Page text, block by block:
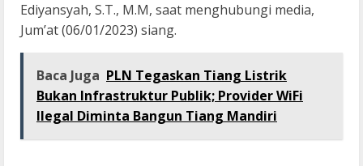
Ediyansyah, S.T., M.M, saat menghubungi media,
Jum’at (06/01/2023) siang.
Baca Juga PLN Tegaskan Tiang Listrik
Bukan Infrastruktur Publik; Provider WiFi
Ilegal Diminta Bangun Tiang Mandiri